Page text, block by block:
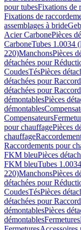
pour tubesFixations de
Fixations de
assemblages à bride
Acier CarbonePièces
CarboneTubes 1.0034
220)ManchonsPièces
détachées pour
CoudesTésPièces
détachées pour
détachées pour
démontablesPièces
démontables
Compensateurs
pour chauffagePièces
chauffage
Raccordements pour
FKM bleuPièces
FKM bleuTubes
220)ManchonsPièces
détachées pour
CoudesTésPièces
détachées pour
démontablesPièces
démontablesFermetures